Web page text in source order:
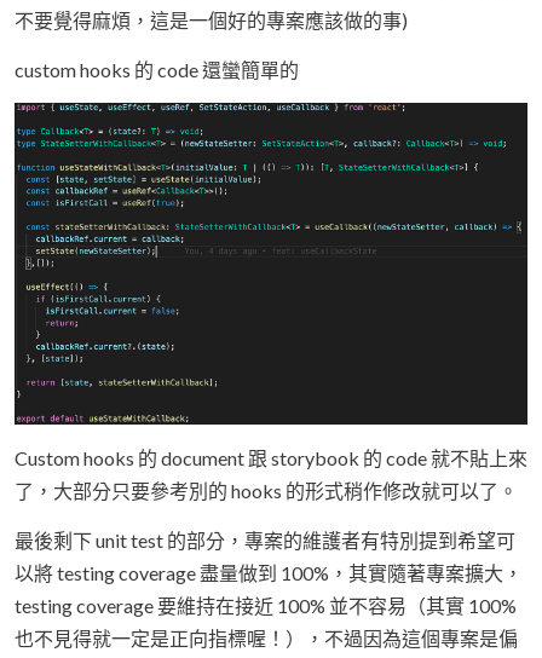
不要覺得麻煩，這是一個好的專案應該做的事)
custom hooks 的 code 還蠻簡單的
Custom hooks 的 document 跟 storybook 的 code 就不貼上來
了，大部分只要參考別的 hooks 的形式稍作修改就可以了。
最後剩下 unit test 的部分，專案的維護者有特別提到希望可
以將 testing coverage 盡量做到 100%，其實隨著專案擴大，
testing coverage 要維持在接近 100% 並不容易（其實 100%
也不見得就一定是正向指標喔！），不過因為這個專案是偏